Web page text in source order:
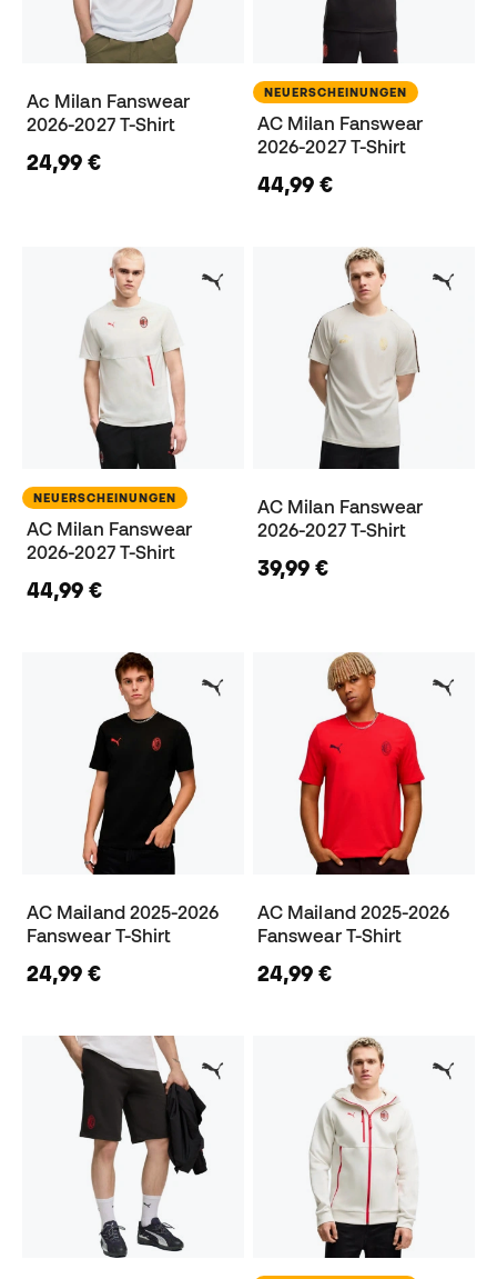
Ac Milan Fanswear
2026-2027 T-Shirt
24,99 €
NEUERSCHEINUNGEN
AC Milan Fanswear
2026-2027 T-Shirt
44,99 €
NEUERSCHEINUNGEN
AC Milan Fanswear
2026-2027 T-Shirt
44,99 €
AC Milan Fanswear
2026-2027 T-Shirt
39,99 €
AC Mailand 2025-2026
Fanswear T-Shirt
24,99 €
AC Mailand 2025-2026
Fanswear T-Shirt
24,99 €